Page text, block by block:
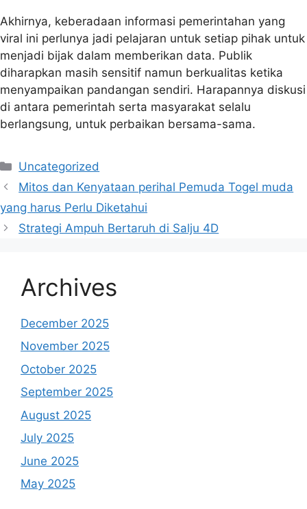
Akhirnya, keberadaan informasi pemerintahan yang
viral ini perlunya jadi pelajaran untuk setiap pihak untuk
menjadi bijak dalam memberikan data. Publik
diharapkan masih sensitif namun berkualitas ketika
menyampaikan pandangan sendiri. Harapannya diskusi
di antara pemerintah serta masyarakat selalu
berlangsung, untuk perbaikan bersama-sama.
Categories
Uncategorized
Mitos dan Kenyataan perihal Pemuda Togel muda
yang harus Perlu Diketahui
Strategi Ampuh Bertaruh di Salju 4D
Archives
December 2025
November 2025
October 2025
September 2025
August 2025
July 2025
June 2025
May 2025